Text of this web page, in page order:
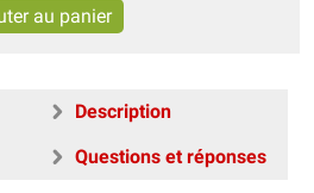
Description
Questions et réponses